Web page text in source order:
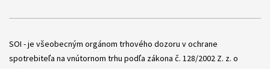
Položky
SOI - je všeobecným orgánom trhového dozoru v ochrane
spotrebiteľa na vnútornom trhu podľa zákona č. 128/2002 Z. z. o